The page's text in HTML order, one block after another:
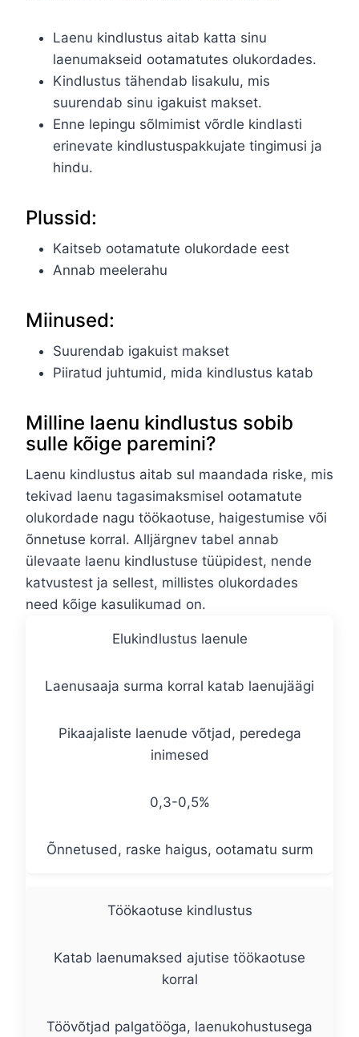
Laenu kindlustus aitab katta sinu
laenumakseid ootamatutes olukordades.
Kindlustus tähendab lisakulu, mis
suurendab sinu igakuist makset.
Enne lepingu sõlmimist võrdle kindlasti
erinevate kindlustuspakkujate tingimusi ja
hindu.
Plussid:
Kaitseb ootamatute olukordade eest
Annab meelerahu
Miinused:
Suurendab igakuist makset
Piiratud juhtumid, mida kindlustus katab
Milline laenu kindlustus sobib
sulle kõige paremini?
Laenu kindlustus aitab sul maandada riske, mis
tekivad laenu tagasimaksmisel ootamatute
olukordade nagu töökaotuse, haigestumise või
õnnetuse korral. Alljärgnev tabel annab
ülevaate laenu kindlustuse tüüpidest, nende
katvustest ja sellest, millistes olukordades
need kõige kasulikumad on.
Elukindlustus laenule
Laenusaaja surma korral katab laenujäägi
Pikaajaliste laenude võtjad, peredega
inimesed
0,3-0,5%
Õnnetused, raske haigus, ootamatu surm
Töökaotuse kindlustus
Katab laenumaksed ajutise töökaotuse
korral
Töövõtjad palgatööga, laenukohustusega